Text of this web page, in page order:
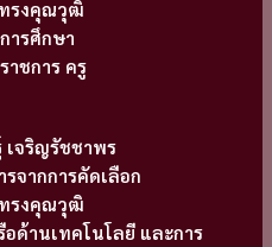
รงคุณวุฒิ
ารศึกษา
าชการ ครู
จริญรัชชาพร
จากการคัดเลือก
รงคุณวุฒิ
ด้านเทคโนโลยี และการ